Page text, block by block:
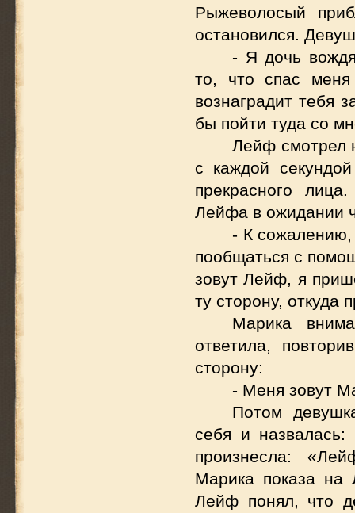
Рыжеволосый
остановился.
- Я дочь
то, что спас
вознаградит тебя
бы пойти туда со
Лейф смотрел
с каждой
прекрасного
Лейфа в ожидании
- К сожалению,
пообщаться с
зовут Лейф, я
ту сторону, откуда
Марика
ответила,
сторону:
- Меня зовут
Потом
себя и
произнесла:
Марика показа на
Лейф понял, что